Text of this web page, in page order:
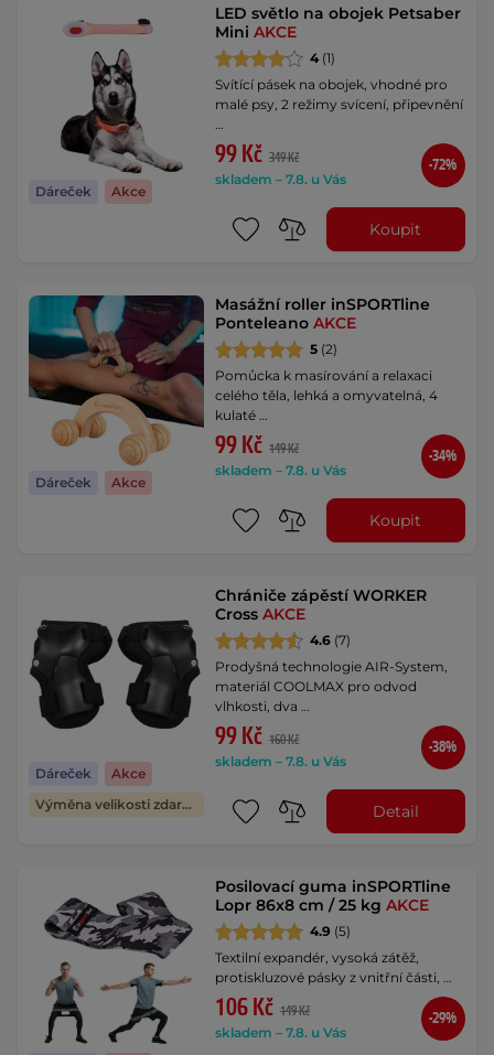
Dáreček Akce
LED světlo na obojek Petsaber
MiniAKCE
4 (1)
Svítící pásek na obojek, vhodné pro
malé psy, 2 režimy svícení, připevnění
…
99 Kč 349 Kč
skladem – 7.8. u Vás
-72%
Koupit
Dáreček Akce
Masážní roller inSPORTline
PonteleanoAKCE
5 (2)
Pomůcka k masírování a relaxaci
celého těla, lehká a omyvatelná, 4
kulaté …
99 Kč 149 Kč
skladem – 7.8. u Vás
-34%
Koupit
Dáreček
Akce
Výměna velikosti zdarma
Chrániče zápěstí WORKER
CrossAKCE
4.6 (7)
Prodyšná technologie AIR-System,
materiál COOLMAX pro odvod
vlhkosti, dva …
99 Kč 160 Kč
skladem – 7.8. u Vás
-38%
Detail
Posilovací guma inSPORTline
Lopr 86x8 cm / 25 kgAKCE
4.9 (5)
Textilní expandér, vysoká zátěž,
protiskluzové pásky z vnitřní části, …
106 Kč 149 Kč
skladem – 7.8. u Vás
-29%